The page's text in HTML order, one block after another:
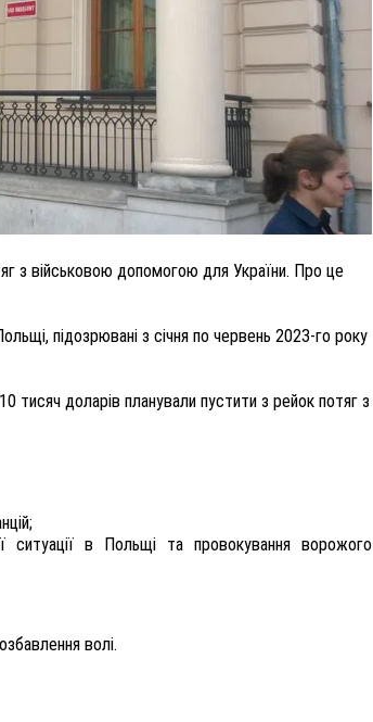
з військовою допомогою для України. Про це
підозрювані з січня по червень 2023-го року
тисяч доларів планували пустити з рейок потяг з
ситуації в Польщі та провокування ворожого
волі.
ПОРАНЕНЬ, ОТРИМАНИХ НА ВІЙНІ,
ВОЇН ЮРІЙ ВОЙТИК
2025